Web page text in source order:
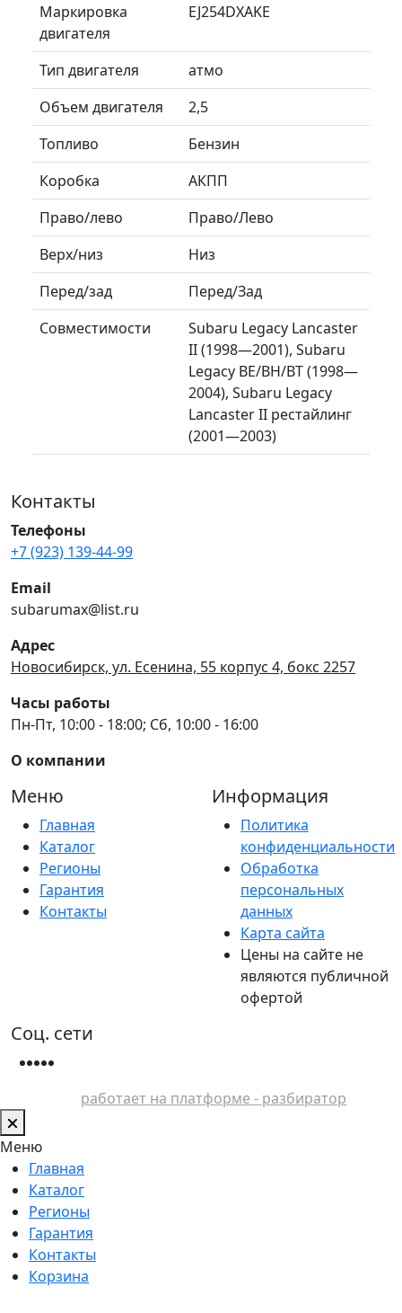
Маркировка
двигателя
EJ254DXAKE
Тип двигателя
атмо
Объем двигателя
2,5
Топливо
Бензин
Коробка
АКПП
Право/лево
Право/Лево
Верх/низ
Низ
Перед/зад
Перед/Зад
Совместимости
Subaru Legacy Lancaster
II (1998—2001), Subaru
Legacy BE/BH/BT (1998—
2004), Subaru Legacy
Lancaster II рестайлинг
(2001—2003)
Контакты
Телефоны
+7 (923) 139-44-99
Email
subarumax@list.ru
Адрес
Новосибирск, ул. Есенина, 55 корпус 4, бокс 2257
Часы работы
Пн-Пт, 10:00 - 18:00; Сб, 10:00 - 16:00
О компании
Меню
Главная
Каталог
Регионы
Гарантия
Контакты
Информация
Политика
конфиденциальности
Обработка
персональных
данных
Карта сайта
Цены на сайте не
являются публичной
офертой
Соц. сети
работает на платформе - разбиратор
Меню
Главная
Каталог
Регионы
Гарантия
Контакты
Корзина